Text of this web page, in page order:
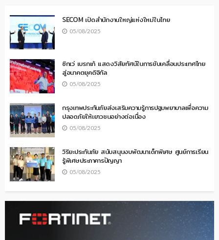
SECOM เปิดสำนักงานใหญ่แห่งใหม่ในไทย
05/08/2025
ซิกเว่ เบรกเก้ แสดงวิสัยทัศน์ในการขับเคลื่อนประเทศไทย
สู่อนาคตยุคดิจิทัล
05/08/2025
กรุงเทพประกันภัยส่งเสริมความรู้การปฐมพยาบาลเพื่อความ
ปลอดภัยให้เยาวชนอย่างต่อเนื่อง
05/08/2025
วิริยะประกันภัย สนับสนุนงบพัฒนาเด็กพิเศษ ศูนย์การเรียน
รู้พิเศษประภาคารปัญญา
05/08/2025